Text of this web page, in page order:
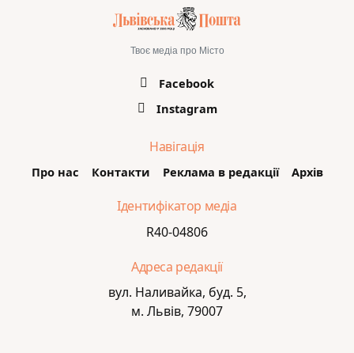
Твоє медіа про Місто
Facebook
Instagram
Навігація
Про нас Контакти Реклама в редакції Архів
Ідентифікатор медіа
R40-04806
Адреса редакції
вул. Наливайка, буд. 5,
м. Львів, 79007